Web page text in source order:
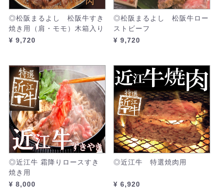
◎松阪まるよし 松阪牛すき
焼き用（肩・モモ）木箱入り
¥ 9,720
◎松阪まるよし 松阪牛ロー
ストビーフ
¥ 9,720
◎近江牛 霜降りロースすき
焼き用
¥ 8,000
◎近江牛 特選焼肉用
¥ 6,920